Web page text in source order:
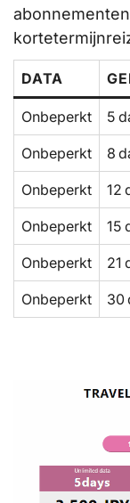
DATA
Onbeperkt 5
Onbeperkt 8
Onbeperkt 12
Onbeperkt 15
Onbeperkt 21
Onbeperkt 30